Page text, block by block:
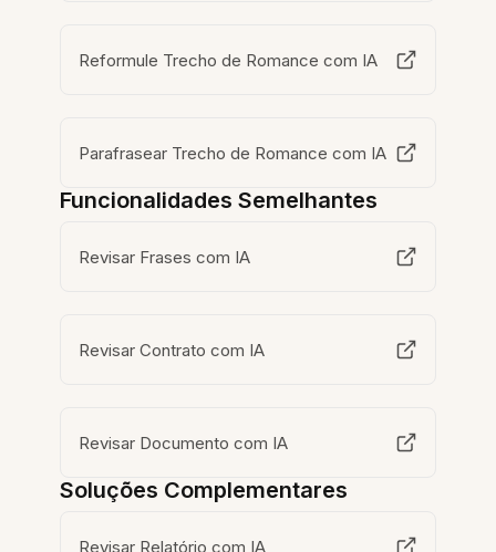
Reformule Trecho de Romance com IA
Parafrasear Trecho de Romance com IA
Funcionalidades Semelhantes
Revisar Frases com IA
Revisar Contrato com IA
Revisar Documento com IA
Soluções Complementares
Revisar Relatório com IA